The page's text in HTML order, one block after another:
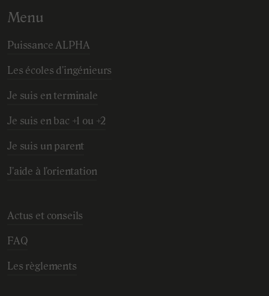
Menu
Puissance ALPHA
Les écoles d'ingénieurs
Je suis en terminale
Je suis en bac +1 ou +2
Je suis un parent
J'aide à l'orientation
Actus et conseils
FAQ
Les règlements